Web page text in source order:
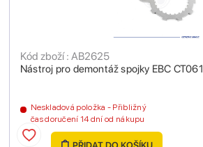
Nástroj pro demontáž spojky EBC CT061
Kód zboží : AB2625
Neskladová položka - Přibližný
čas doručení 14 dní od nákupu